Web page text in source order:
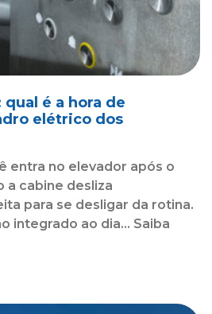
é a hora de
elétrico dos
entra no elevador após o
a cabine desliza
para se desligar da rotina.
integrado ao dia... Saiba